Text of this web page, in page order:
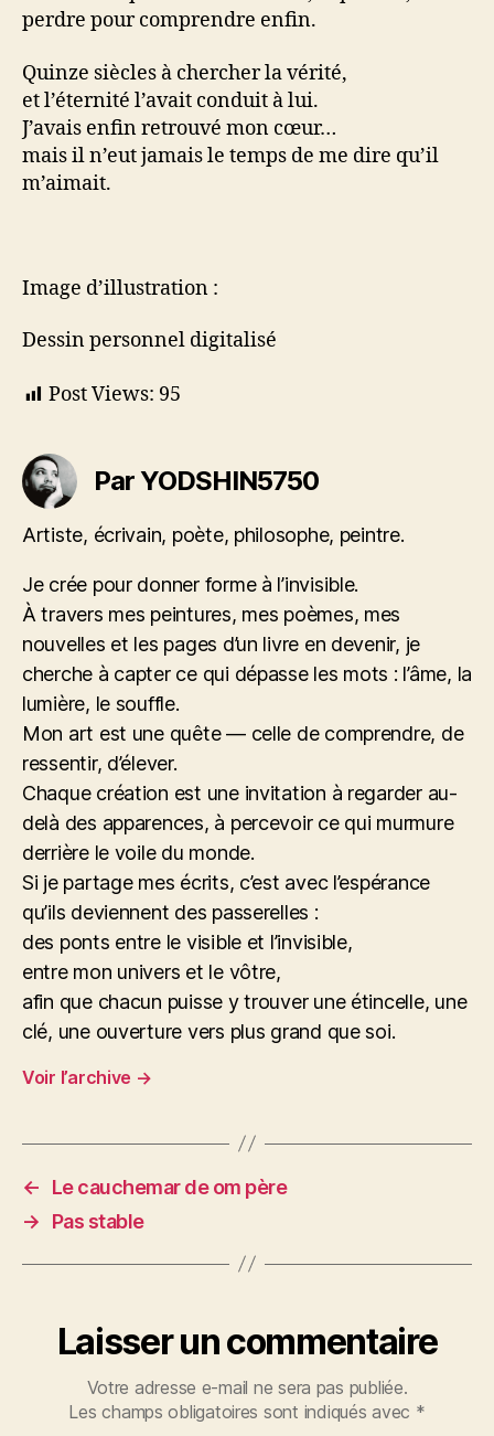
perdre pour comprendre enfin.
Quinze siècles à chercher la vérité,
et l’éternité l’avait conduit à lui.
J’avais enfin retrouvé mon cœur…
mais il n’eut jamais le temps de me dire qu’il
m’aimait.
Image d’illustration :
Dessin personnel digitalisé
Post Views: 95
Par YODSHIN5750
Artiste, écrivain, poète, philosophe, peintre.
Je crée pour donner forme à l’invisible.
À travers mes peintures, mes poèmes, mes
nouvelles et les pages d’un livre en devenir, je
cherche à capter ce qui dépasse les mots : l’âme, la
lumière, le souffle.
Mon art est une quête — celle de comprendre, de
ressentir, d’élever.
Chaque création est une invitation à regarder au-
delà des apparences, à percevoir ce qui murmure
derrière le voile du monde.
Si je partage mes écrits, c’est avec l’espérance
qu’ils deviennent des passerelles :
des ponts entre le visible et l’invisible,
entre mon univers et le vôtre,
afin que chacun puisse y trouver une étincelle, une
clé, une ouverture vers plus grand que soi.
Voir l’archive →
←
Le cauchemar de om père
→
Pas stable
Laisser un commentaire
Votre adresse e-mail ne sera pas publiée.
Les champs obligatoires sont indiqués avec *